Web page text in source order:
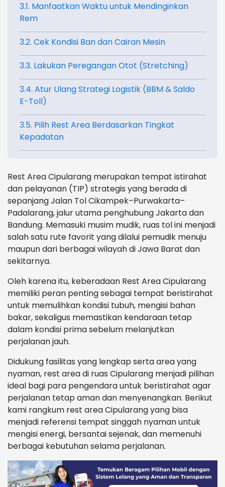
3.1. Manfaatkan Waktu untuk Mendinginkan
Rem
3.2. Cek Kondisi Ban dan Cairan Mesin
3.3. Lakukan Peregangan Otot (Stretching)
3.4. Atur Ulang Strategi Logistik (BBM & Saldo
E-Toll)
3.5. Pilih Rest Area Berdasarkan Tingkat
Kepadatan
Rest Area Cipularang merupakan tempat istirahat
dan pelayanan (TIP) strategis yang berada di
sepanjang Jalan Tol Cikampek–Purwakarta–
Padalarang, jalur utama penghubung Jakarta dan
Bandung. Memasuki musim mudik, ruas tol ini menjadi
salah satu rute favorit yang dilalui pemudik menuju
maupun dari berbagai wilayah di Jawa Barat dan
sekitarnya.
Oleh karena itu, keberadaan Rest Area Cipularang
memiliki peran penting sebagai tempat beristirahat
untuk memulihkan kondisi tubuh, mengisi bahan
bakar, sekaligus memastikan kendaraan tetap
dalam kondisi prima sebelum melanjutkan
perjalanan jauh.
Didukung fasilitas yang lengkap serta area yang
nyaman, rest area di ruas Cipularang menjadi pilihan
ideal bagi para pengendara untuk beristirahat agar
perjalanan tetap aman dan menyenangkan. Berikut
kami rangkum rest area Cipularang yang bisa
menjadi referensi tempat singgah nyaman untuk
mengisi energi, bersantai sejenak, dan memenuhi
berbagai kebutuhan selama perjalanan.